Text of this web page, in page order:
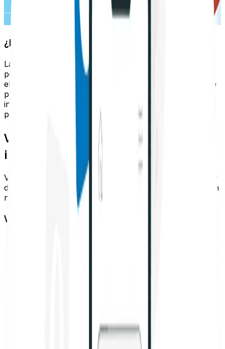
¿Para qué sirve el Google AMP?
La función más importante de esta tecnología es la de
poder optimizar la velocidad de carga, pues se eliminan
elementos pesados, tales como el CSS o Javascript. Se
priorizan los textos y las imágenes, que son la
información esencial que necesitan los usuarios para
poder consumir el contenido.
Ventajas y desventajas de
implementar AMP
Veamos ahora cuáles son las grandes ventajas y un par
de desventajas que tiene implementar esta tecnología en
nuestra página web:
Ventajas
páginas web en el formato de móvil cargan un
bien optimizada, lo que logrará que
escalemos puestos en la SERP.